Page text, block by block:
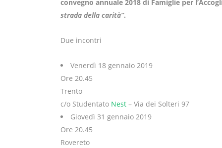
convegno annuale 2018 di Famiglie per
strada della carità”.
Due incontri
Venerdì 18 gennaio 2019
Ore 20.45
Trento
c/o Studentato Nest – Via dei Solteri 97
Giovedì 31 gennaio 2019
Ore 20.45
Rovereto